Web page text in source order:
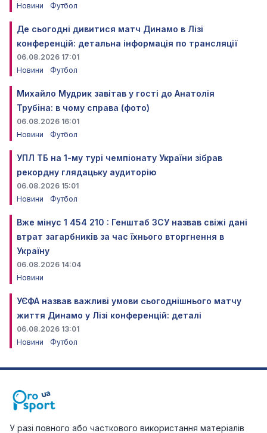
Новини
Футбол
Де сьогодні дивитися матч Динамо в Лізі
конференцій: детальна інформація по трансляції
06.08.2026 17:01
Новини
Футбол
Михайло Мудрик завітав у гості до Анатолія
Трубіна: в чому справа (фото)
06.08.2026 16:01
Новини
Футбол
УПЛ ТБ на 1-му турі чемпіонату України зібрав
рекордну глядацьку аудиторію
06.08.2026 15:01
Новини
Футбол
Вже мінус 1 454 210 : Генштаб ЗСУ назвав свіжі дані
втрат загарбників за час їхнього вторгнення в
Україну
06.08.2026 14:04
Новини
УЄФА назвав важливі умови сьогоднішнього матчу
життя Динамо у Лізі конференцій: деталі
06.08.2026 13:01
Новини
Футбол
У разі повного або часткового використання матеріалів